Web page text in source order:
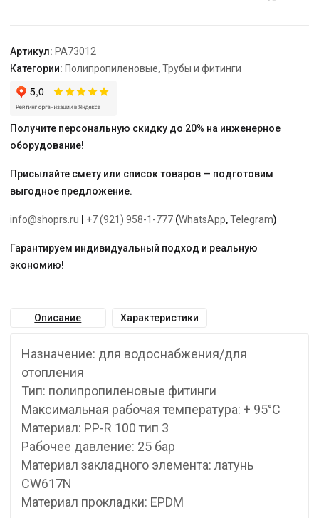
"PRO
AQUA"
водосчетчика
Артикул: PA73012
Категории: Полипропиленовые,Трубы и фитинги
Получите персональную скидку до 20% на инженерное
оборудование!
Присылайте смету или список товаров — подготовим
выгодное предложение.
info@shoprs.ru +7 (921) 958-1-777 (WhatsApp,Telegram)
Гарантируем индивидуальный подход и реальную
экономию!
Описание Характеристики
Назначение: для водоснабжения/для
отопления
Тип: полипропиленовые фитинги
Максимальная рабочая температура: + 95°С
Материал: PP-R 100 тип 3
Рабочее давление: 25 бар
Материал закладного элемента: латунь
CW617N
Материал прокладки: EPDM